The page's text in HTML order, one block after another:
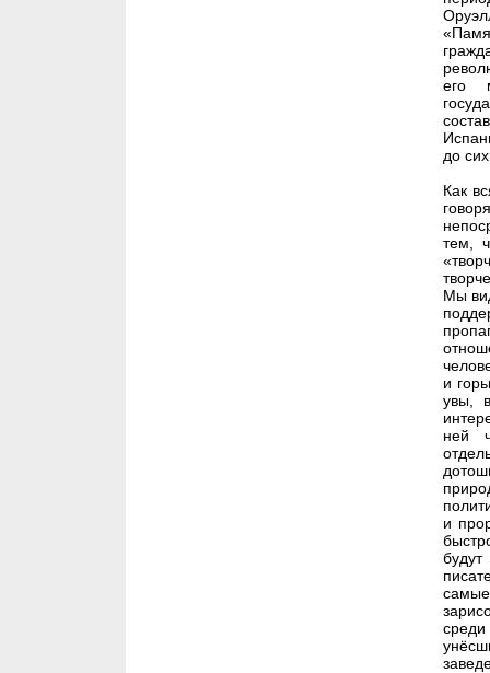
его
до
Как
тем,
Мы
и
увы,
ней
и